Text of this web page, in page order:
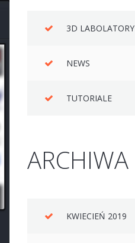
3D LABOLATORY
NEWS
TUTORIALE
ARCHIWA
KWIECIEŃ 2019